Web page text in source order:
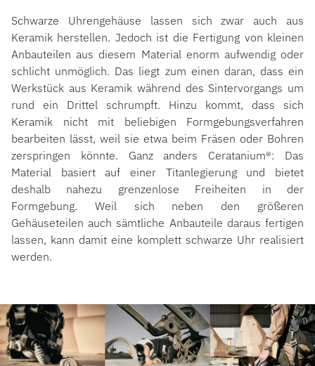
Schwarze Uhrengehäuse lassen sich zwar auch aus
Keramik herstellen. Jedoch ist die Fertigung von kleinen
Anbauteilen aus diesem Material enorm aufwendig oder
schlicht unmöglich. Das liegt zum einen daran, dass ein
Werkstück aus Keramik während des Sintervorgangs um
rund ein Drittel schrumpft. Hinzu kommt, dass sich
Keramik nicht mit beliebigen Formgebungsverfahren
bearbeiten lässt, weil sie etwa beim Fräsen oder Bohren
zerspringen könnte. Ganz anders Ceratanium®: Das
Material basiert auf einer Titanlegierung und bietet
deshalb nahezu grenzenlose Freiheiten in der
Formgebung. Weil sich neben den größeren
Gehäuseteilen auch sämtliche Anbauteile daraus fertigen
lassen, kann damit eine komplett schwarze Uhr realisiert
werden.